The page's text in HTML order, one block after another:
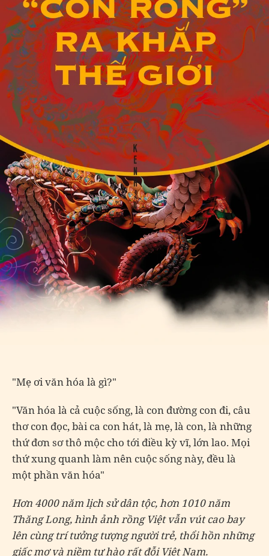
"Mẹ ơi văn hóa là gì?"
"Văn hóa là cả cuộc sống, là con đường con đi, câu
thơ con đọc, bài ca con hát, là mẹ, là con, là những
thứ đơn sơ thô mộc cho tới điều kỳ vĩ, lớn lao. Mọi
thứ xung quanh làm nên cuộc sống này, đều là
một phần văn hóa"
Hơn 4000 năm lịch sử dân tộc, hơn 1010 năm
Thăng Long, hình ảnh rồng Việt vẫn vút cao bay
lên cùng trí tưởng tượng người trẻ, thổi hồn những
giấc mơ và niềm tự hào rất đỗi Việt Nam.